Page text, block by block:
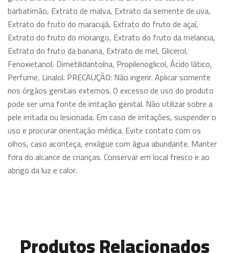
barbatimão, Extrato de malva, Extrato da semente de uva,
Extrato do fruto do maracujá, Extrato do fruto de açaí,
Extrato do fruto do morango, Extrato do fruto da melancia,
Extrato do fruto da banana, Extrato de mel, Glicerol,
Fenoxietanol, Dimetilidantoína, Propilenoglicol, Ácido lático,
Perfume, Linalol. PRECAUÇÃO: Não ingerir. Aplicar somente
nos órgãos genitais externos. O excesso de uso do produto
pode ser uma fonte de irritação genital. Não utilizar sobre a
pele irritada ou lesionada. Em caso de irritações, suspender o
uso e procurar orientação médica. Evite contato com os
olhos, caso aconteça, enxágue com água abundante. Manter
fora do alcance de crianças. Conservar em local fresco e ao
abrigo da luz e calor.